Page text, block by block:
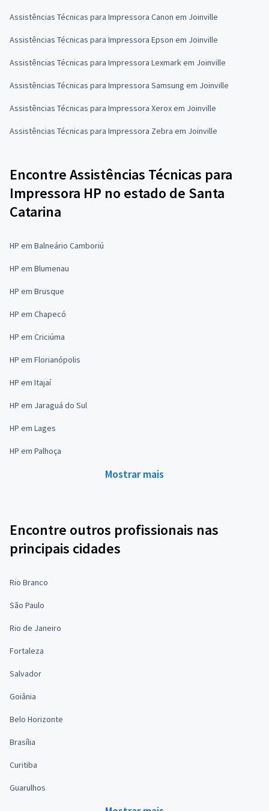
Assistências Técnicas para Impressora Canon em Joinville
Assistências Técnicas para Impressora Epson em Joinville
Assistências Técnicas para Impressora Lexmark em Joinville
Assistências Técnicas para Impressora Samsung em Joinville
Assistências Técnicas para Impressora Xerox em Joinville
Assistências Técnicas para Impressora Zebra em Joinville
Encontre Assistências Técnicas para
Impressora HP no estado de Santa
Catarina
HP em Balneário Camboriú
HP em Blumenau
HP em Brusque
HP em Chapecó
HP em Criciúma
HP em Florianópolis
HP em Itajaí
HP em Jaraguá do Sul
HP em Lages
HP em Palhoça
Mostrar mais
Encontre outros profissionais nas
principais cidades
Rio Branco
São Paulo
Rio de Janeiro
Fortaleza
Salvador
Goiânia
Belo Horizonte
Brasília
Curitiba
Guarulhos